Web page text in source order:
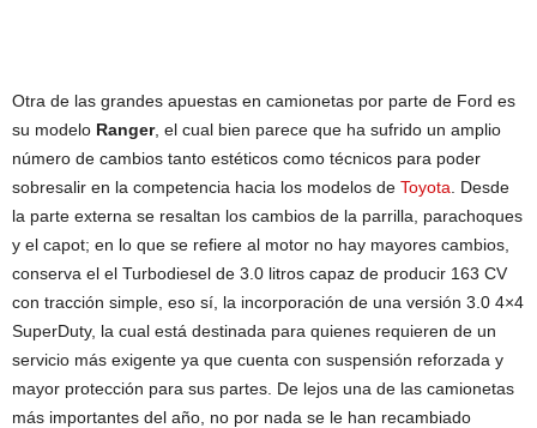
Otra de las grandes apuestas en camionetas por parte de Ford es
su modelo Ranger, el cual bien parece que ha sufrido un amplio
número de cambios tanto estéticos como técnicos para poder
sobresalir en la competencia hacia los modelos de Toyota . Desde
la parte externa se resaltan los cambios de la parrilla, parachoques
y el capot; en lo que se refiere al motor no hay mayores cambios,
conserva el el Turbodiesel de 3.0 litros capaz de producir 163 CV
con tracción simple, eso sí, la incorporación de una versión 3.0 4×4
SuperDuty, la cual está destinada para quienes requieren de un
servicio más exigente ya que cuenta con suspensión reforzada y
mayor protección para sus partes. De lejos una de las camionetas
más importantes del año, no por nada se le han recambiado